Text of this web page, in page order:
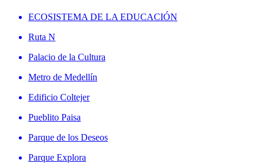
ECOSISTEMA DE LA EDUCACIÓN
Ruta N
Palacio de la Cultura
Metro de Medellín
Edificio Coltejer
Pueblito Paisa
Parque de los Deseos
Parque Explora